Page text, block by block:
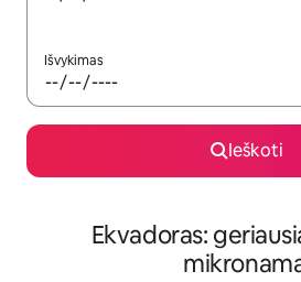
Išvykimas
Ieškoti
Ekvadoras: